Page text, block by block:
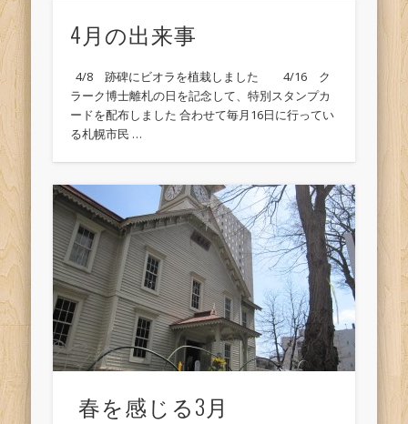
4月の出来事
4/8 跡碑にビオラを植栽しました 4/16 ク
ラーク博士離札の日を記念して、特別スタンプカ
ードを配布しました 合わせて毎月16日に行ってい
る札幌市民 …
春を感じる3月